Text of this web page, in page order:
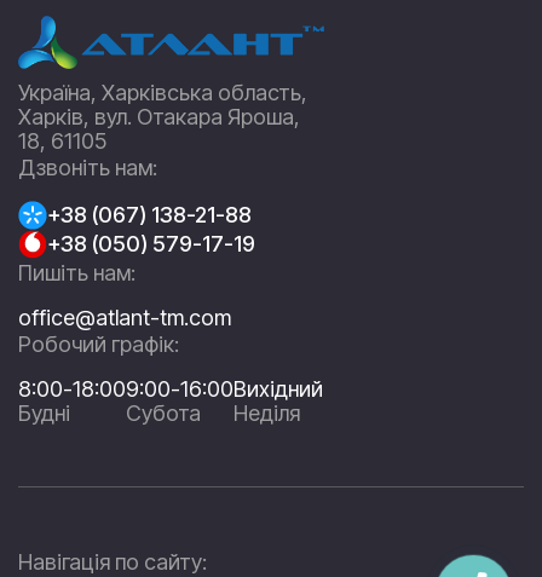
Україна, Харківська область,
Харків, вул. Отакара Яроша,
18, 61105
Дзвоніть нам:
+38 (067) 138-21-88
+38 (050) 579-17-19
Пишіть нам:
office@atlant-tm.com
Робочий графік:
8:00-18:00
Будні
9:00-16:00
Субота
Вихідний
Неділя
Навігація по сайту: